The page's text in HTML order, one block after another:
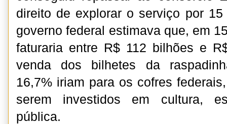
direito de explorar o serviço por
governo federal estimava que, em
faturaria entre R$ 112 bilhões e
venda dos bilhetes da
16,7% iriam para os cofres
serem investidos em cultura,
pública.